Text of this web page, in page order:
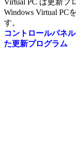
Windows Virtual PC
す。
コントロールパネ
た更新プログラム